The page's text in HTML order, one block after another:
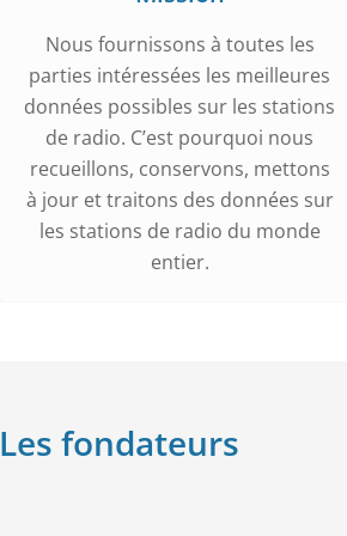
Nous fournissons à toutes les
parties intéressées les meilleures
données possibles sur les stations
de radio. C’est pourquoi nous
recueillons, conservons, mettons
à jour et traitons des données sur
les stations de radio du monde
entier.
Les fondateurs